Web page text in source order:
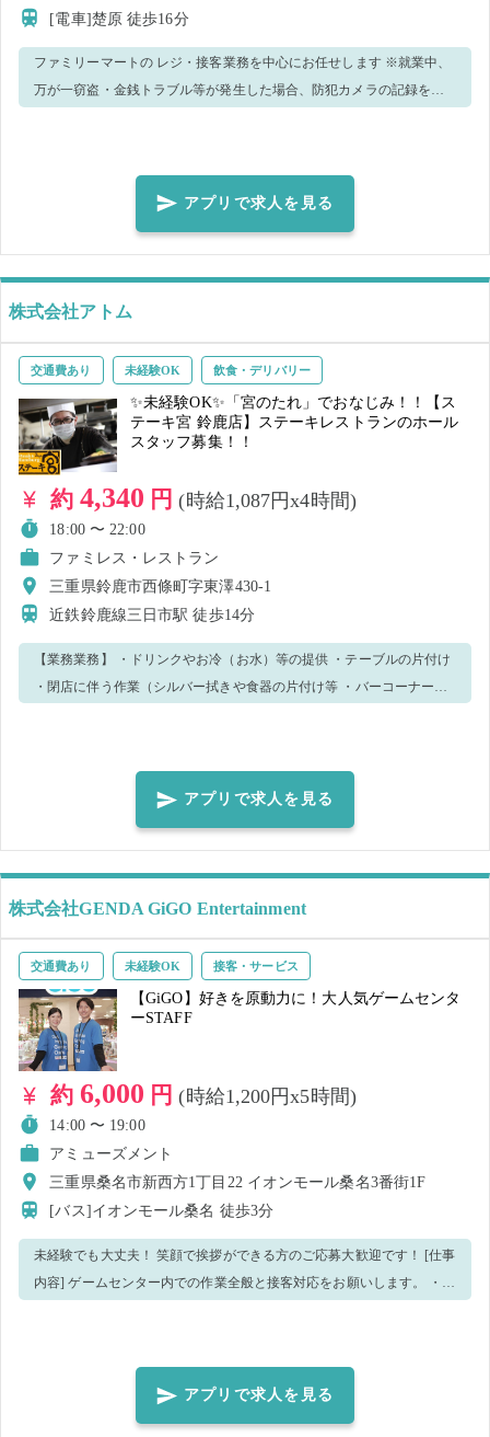
[電車]楚原徒歩16分
ファミリーマートの レジ・接客業務を中心にお任せします ※就業中、
万が一窃盗・金銭トラブル等が発生した場合、防犯カメラの記録を警
す。 ＜正しいマスク着用（任意）＞鼻～アゴまで、できるだけ隙間が
できないように覆うようにマスクを装着してください。 ※就業前に必
ず体調・体温チェックをした上、店長、又は店舗責任者へお伝えくだ
さい 【ご注意】 ・体調や発熱状況などからウイルス感染のおそれがあ
る場合、就業キャンセルとさせていただきます。感染拡大防止のた
め、速やかなご申告をお願い致します。
アプリで求人を見る
株式会社アトム
交通費あり 未経験OK 飲食・デリバリー
✨未経験OK✨「宮のたれ」でおなじみ！！【ス
テーキ宮 鈴鹿店】ステーキレストランのホール
スタッフ募集！！
約 4,340 円(時給1,087円x4時間)
18:00 〜 22:00
ファミレス・レストラン
三重県鈴鹿市西條町字東澤430-1
近鉄鈴鹿線三日市駅徒歩14分
【業務業務】 ・ドリンクやお冷（お水）等の提供 ・テーブルの片付け
・閉店に伴う作業（シルバー拭きや食器の片付け等 ・バーコーナー補
ンディーやレジが出来ればお願いするかもしれませんが、 無理はさせ
いていただける方大歓迎！ ◆自ら率先してテキパキと動ける方大歓
迎！
アプリで求人を見る
株式会社GENDA GiGO Entertainment
交通費あり 未経験OK 接客・サービス
【GiGO】好きを原動力に！大人気ゲームセンタ
ーSTAFF
約 6,000 円(時給1,200円x5時間)
14:00 〜 19:00
アミューズメント
三重県桑名市新西方1丁目22 イオンモール桑名3番街1F
[バス]イオンモール桑名 徒歩3分
未経験でも大丈夫！ 笑顔で挨拶ができる方のご応募大歓迎です！ [仕事
内容] ゲームセンター内での作業全般と接客対応をお願いします。 ・お
る方も募集しています！ 本求人を通しての就業後、定期スタッフとし
アプリで求人を見る